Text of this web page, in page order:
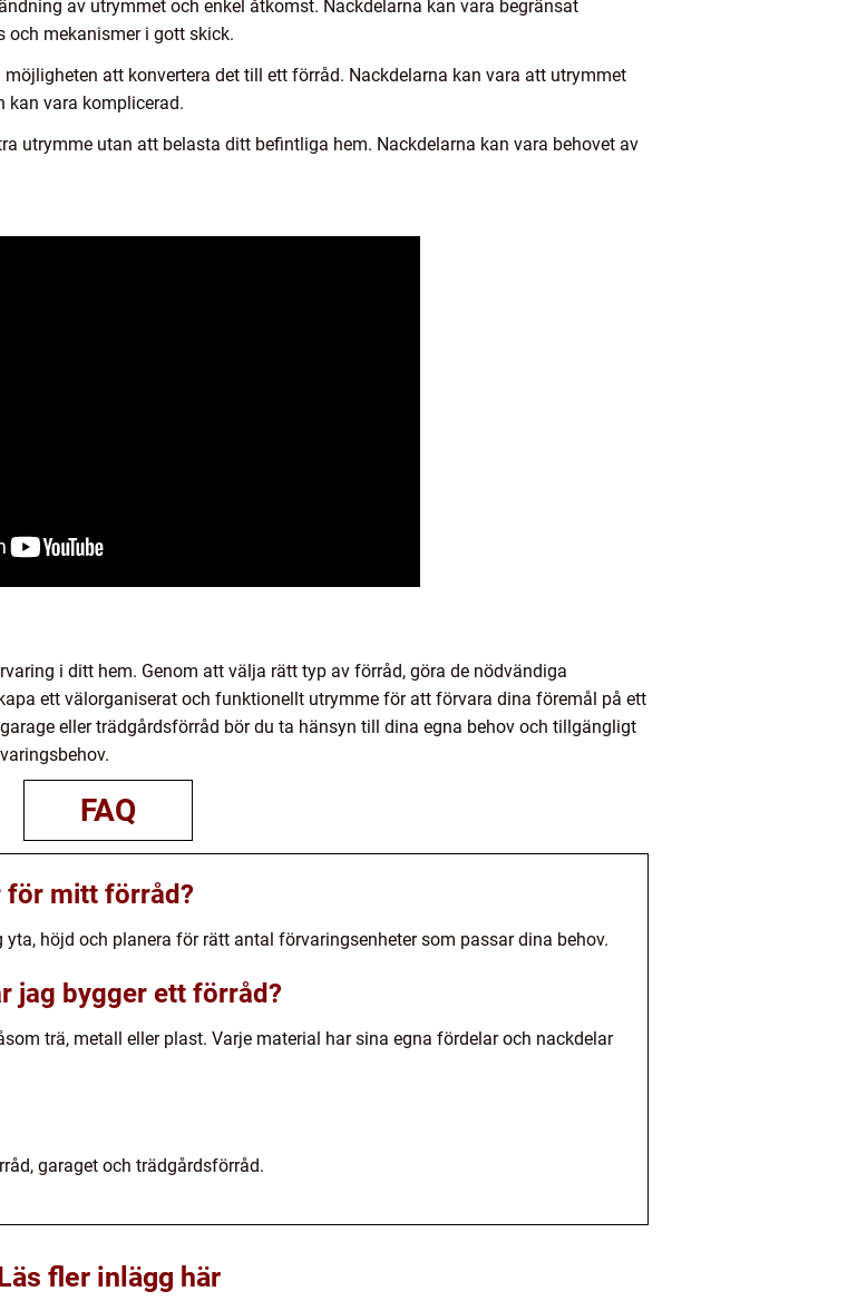
av utrymmet och enkel åtkomst. Nackdelarna kan vara begränsat
och mekanismer i gott skick.
att konvertera det till ett förråd. Nackdelarna kan vara att utrymmet
kan vara komplicerad.
utrymme utan att belasta ditt befintliga hem. Nackdelarna kan vara behovet av
i ditt hem. Genom att välja rätt typ av förråd, göra de nödvändiga
ett välorganiserat och funktionellt utrymme för att förvara dina föremål på ett
eller trädgårdsförråd bör du ta hänsyn till dina egna behov och tillgängligt
FAQ
för mitt förråd?
höjd och planera för rätt antal förvaringsenheter som passar dina behov.
jag bygger ett förråd?
trä, metall eller plast. Varje material har sina egna fördelar och nackdelar
garaget och trädgårdsförråd.
fler inlägg här